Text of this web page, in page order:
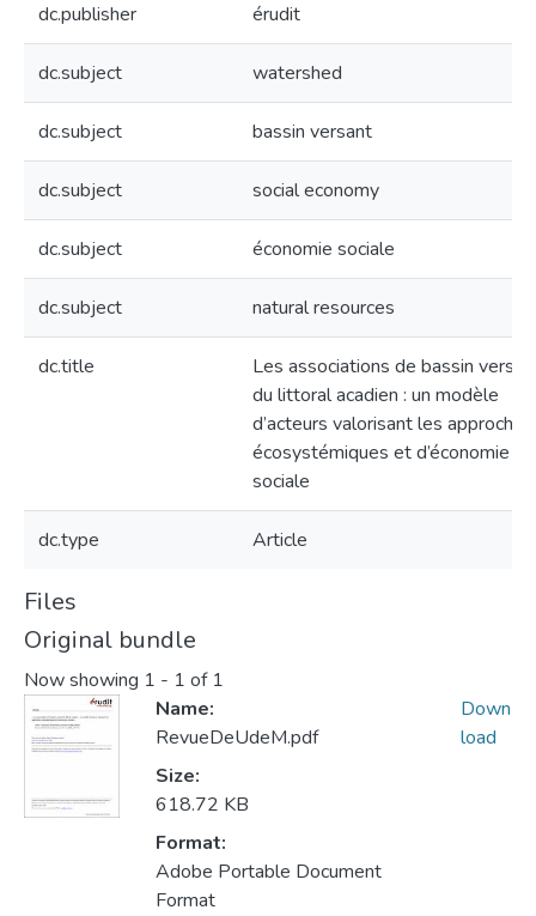
dc.publisher érudit
dc.subject watershed
dc.subject bassin versant
dc.subject social economy
dc.subject économie sociale
dc.subject natural resources
dc.title
Les associations de bassin
du littoral acadien : un modèle
d’acteurs valorisant les approches
écosystémiques et d’économie
sociale
dc.type Article
Files
Original bundle
Now showing 1 - 1 of 1
Name:
RevueDeUdeM.pdf
Size:
618.72 KB
Format:
Adobe Portable Document
Format
Down
load